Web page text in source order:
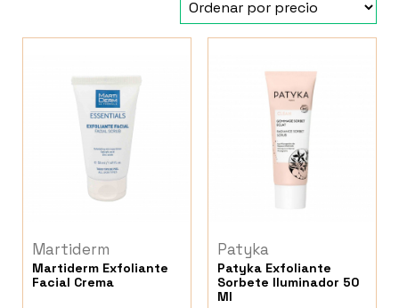
Martiderm
Martiderm Exfoliante
Facial Crema
Patyka
Patyka Exfoliante
Sorbete Iluminador 50
Ml